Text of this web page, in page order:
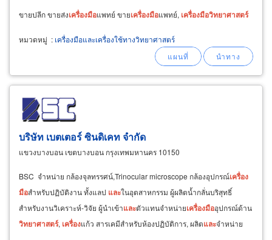
ขายปลีก ขายส่งเครื่องมือแพทย์ ขายเครื่องมือแพทย์, เครื่องมือวิทยาศาสตร์
หมวดหมู่ : เครื่องมือและเครื่องใช้ทางวิทยาศาสตร์
บริษัท เบตเตอร์ ซินดิเคท จำกัด
แขวงบางบอน เขตบางบอน กรุงเทพมหานคร 10150
BSC จำหน่าย กล้องจุลทรรศน์,Trinocular microscope กล้องอุปกรณ์เครื่อง
มือสำหรับปฏิบัติงาน ทั้งแลป และในอุตสาหกรรม ผู้ผลิตน้ำกลั่นบริสุทธิ์
สำหรับงานวิเคราะห์-วิจัย ผู้นำเข้าและตัวแทนจำหน่ายเครื่องมืออุปกรณ์ด้าน
วิทยาศาสตร์, เครื่องแก้ว สารเคมีสำหรับห้องปฏิบัติการ, ผลิตและจำหน่าย